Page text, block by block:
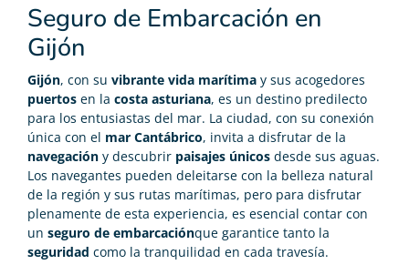
Seguro de Embarcación en
Gijón
Gijón, con su vibrante vida marítima y sus acogedores
puertos en la costa asturiana, es un destino predilecto
para los entusiastas del mar. La ciudad, con su conexión
única con el mar Cantábrico, invita a disfrutar de la
navegación y descubrir paisajes únicos desde sus aguas.
Los navegantes pueden deleitarse con la belleza natural
de la región y sus rutas marítimas, pero para disfrutar
plenamente de esta experiencia, es esencial contar con
un seguro de embarcaciónque garantice tanto la
seguridad como la tranquilidad en cada travesía.